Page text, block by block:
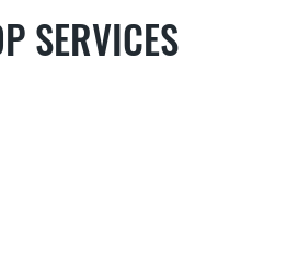
SERVICES